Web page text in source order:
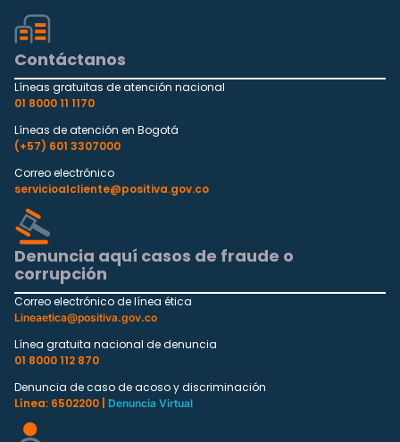
Contáctanos
Líneas gratuitas de atención nacional
01 8000 11 1170
Líneas de atención en Bogotá
(+57) 601 3307000
Correo electrónico
servicioalcliente@positiva.gov.co
Denuncia aquí casos de fraude o
corrupción
Correo electrónico de línea ética
Lineaetica@positiva.gov.co
Línea gratuita nacional de denuncia
01 8000 112 870
Denuncia de caso de acoso y discriminación
Línea: 6502200 |
Denuncia Virtual